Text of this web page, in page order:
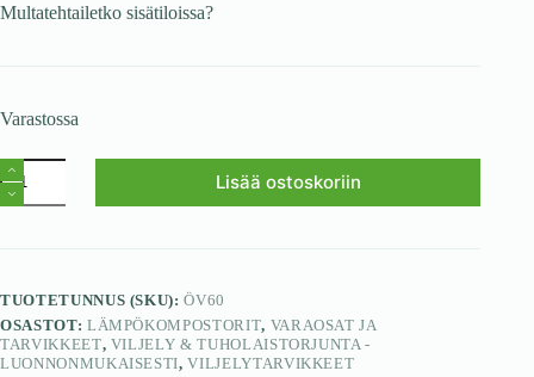
Multatehtailetko sisätiloissa?
Varastossa
Lisää ostoskoriin
TUOTETUNNUS (SKU):ÖV60
OSASTOT: LÄMPÖKOMPOSTORIT, VARAOSAT JA
TARVIKKEET, VILJELY & TUHOLAISTORJUNTA -
LUONNONMUKAISESTI,VILJELYTARVIKKEET